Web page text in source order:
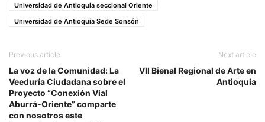
Universidad de Antioquia seccional Oriente
Universidad de Antioquia Sede Sonsón
Previous article
La voz de la Comunidad: La
Veeduría Ciudadana sobre el
Proyecto “Conexión Vial
Aburrá-Oriente” comparte
con nosotros este
Next article
VII Bienal Regional de Arte en
Antioquia